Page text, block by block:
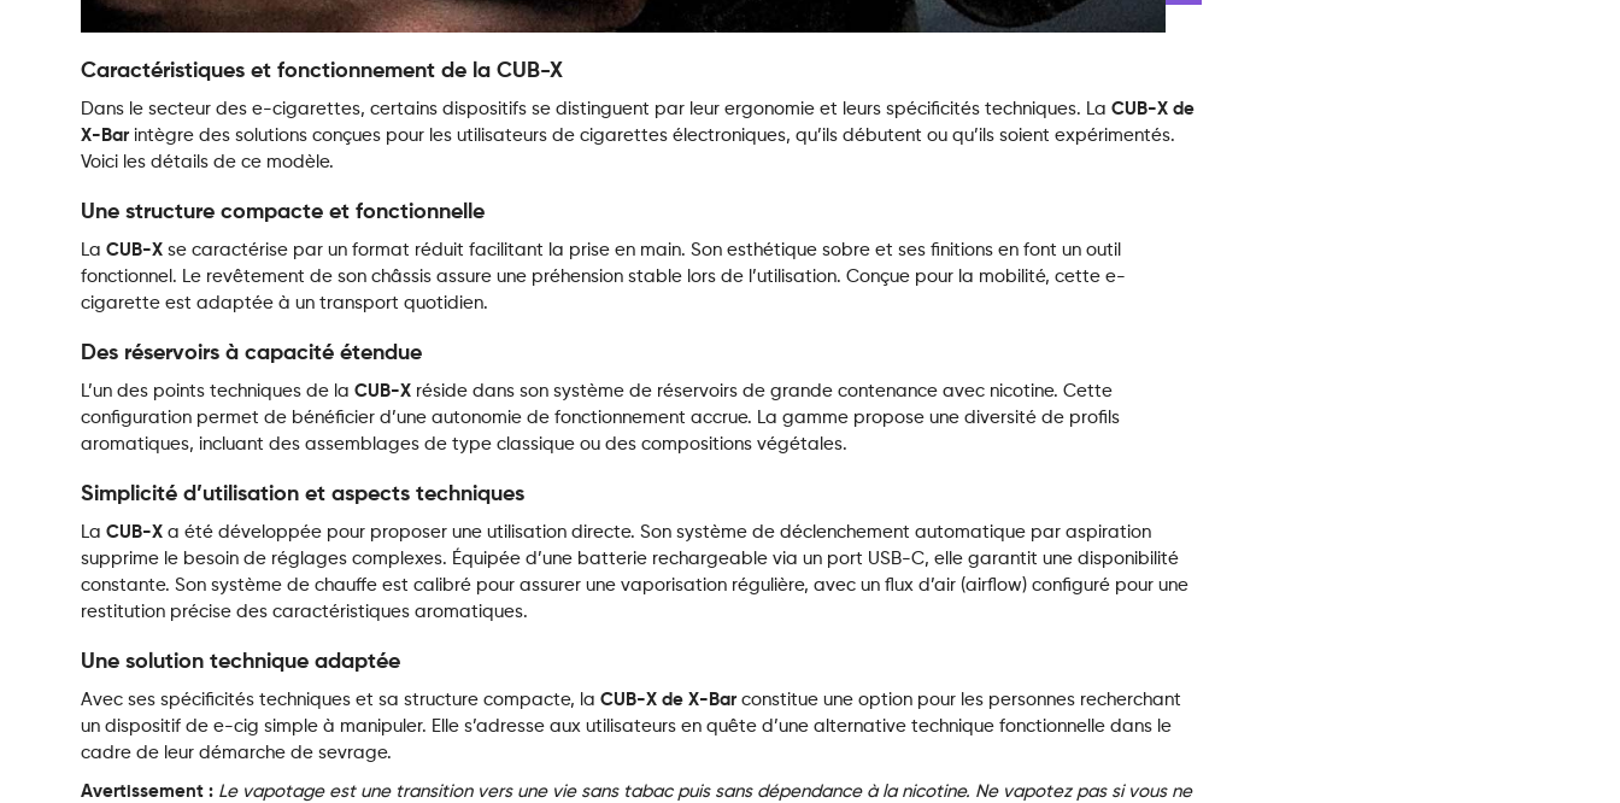
Caractéristiques et fonctionnement de la CUB-X
Dans le secteur des e-cigarettes, certains dispositifs se distinguent par leur ergonomie et leurs spécificités techniques. LaCUB-X de
X-Bar intègre des solutions conçues pour les utilisateurs de cigarettes électroniques, qu’ils débutent ou qu’ils soient expérimentés.
Voici les détails de ce modèle.
Une structure compacte et fonctionnelle
LaCUB-X se caractérise par un format réduit facilitant la prise en main. Son esthétique sobre et ses finitions en font un outil
fonctionnel. Le revêtement de son châssis assure une préhension stable lors de l’utilisation. Conçue pour la mobilité, cette e-
cigarette est adaptée à un transport quotidien.
Des réservoirs à capacité étendue
L’un des points techniques de laCUB-X réside dans son système de réservoirs de grande contenance avec nicotine. Cette
configuration permet de bénéficier d’une autonomie de fonctionnement accrue. La gamme propose une diversité de profils
aromatiques, incluant des assemblages de type classique ou des compositions végétales.
Simplicité d’utilisation et aspects techniques
LaCUB-X a été développée pour proposer une utilisation directe. Son système de déclenchement automatique par aspiration
supprime le besoin de réglages complexes. Équipée d’une batterie rechargeable via un port USB-C, elle garantit une disponibilité
constante. Son système de chauffe est calibré pour assurer une vaporisation régulière, avec un flux d’air (airflow) configuré pour une
restitution précise des caractéristiques aromatiques.
Une solution technique adaptée
Avec ses spécificités techniques et sa structure compacte, laCUB-X de X-Bar constitue une option pour les personnes recherchant
un dispositif de e-cig simple à manipuler. Elle s’adresse aux utilisateurs en quête d’une alternative technique fonctionnelle dans le
cadre de leur démarche de sevrage.
Avertissement : Le vapotage est une transition vers une vie sans tabac puis sans dépendance à la nicotine. Ne vapotez pas si vous ne